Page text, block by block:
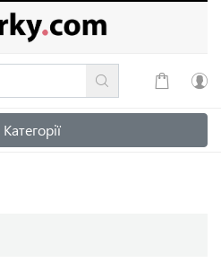
Увійти
Категорії